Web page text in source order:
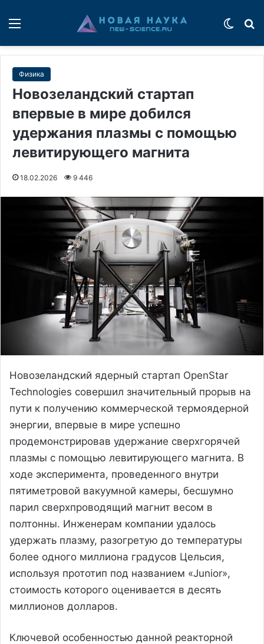
Физика
Новозеландский стартап
впервые в мире добился
удержания плазмы с помощью
левитирующего магнита
18.02.2026 9 446
Новозеландский ядерный стартап OpenStar
Technologies совершил значительный прорыв на
пути к получению коммерческой термоядерной
энергии, впервые в мире успешно
продемонстрировав удержание сверхгорячей
плазмы с помощью левитирующего магнита. В
ходе эксперимента, проведенного внутри
пятиметровой вакуумной камеры, бесшумно
парил сверхпроводящий магнит весом в
полтонны. Инженерам компании удалось
удержать плазму, разогретую до температуры
более одного миллиона градусов Цельсия,
используя прототип под названием «Junior»,
стоимость которого оценивается в десять
миллионов долларов.
Ключевой особенностью данной реакторной